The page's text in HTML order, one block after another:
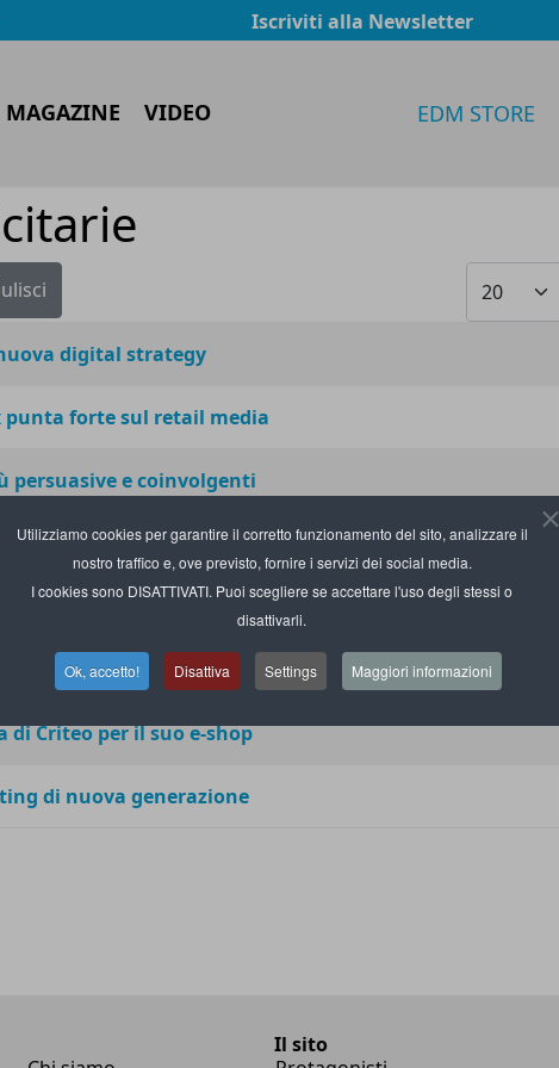
Utilizziamo cookies per garantire il corretto funzionamento del sito, analizzare il
nostro traffico e, ove previsto, fornire i servizi dei social media.
I cookies sono DISATTIVATI. Puoi scegliere se accettare l'uso degli stessi o
disattivarli.
Ok, accetto! Disattiva Settings Maggiori informazioni
Iscriviti alla Newsletter
MAGAZINE VIDEO EDM STORE
Visualizza #
digital strategy
punta forte sul retail media
persuasive e coinvolgenti
il digital adv
il retail media
retail media advertising
di Criteo per il suo e-shop
di nuova generazione
Il sito